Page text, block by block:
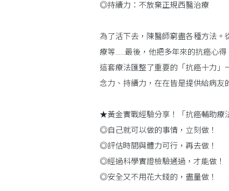
◎持續力：不放棄正規西醫治療
為了活下去，陳醫師窮盡各種方法
療等……最後，他把多年來的抗癌心
這套療法匯整了重要的「抗癌十力
念力、持續力，在在皆是提供給病友
★黃金實戰經驗分享！「抗癌輔助療
◎自己就可以做的事情，立刻做！
◎評估時間與體力可行，再去做！
◎經過科學實證檢驗通過，才能做！
◎安全又不用花大錢的，盡量做！